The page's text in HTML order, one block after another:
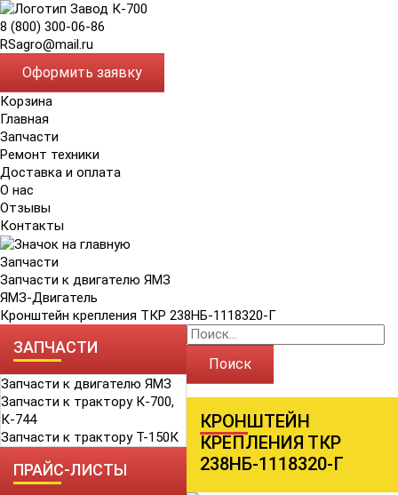
8 (800) 300-06-86
RSagro@mail.ru
Оформить заявку
Корзина
Главная
Запчасти
Ремонт техники
Доставка и оплата
О нас
Отзывы
Контакты
Запчасти
Запчасти к двигателю ЯМЗ
ЯМЗ-Двигатель
Кронштейн крепления ТКР 238НБ-1118320-Г
ЗАПЧАСТИ
Запчасти к двигателю ЯМЗ
Запчасти к трактору К-700,
К-744
Запчасти к трактору Т-150К
ПРАЙС-ЛИСТЫ
Поиск
КРОНШТЕЙН
КРЕПЛЕНИЯ ТКР
238НБ-1118320-Г